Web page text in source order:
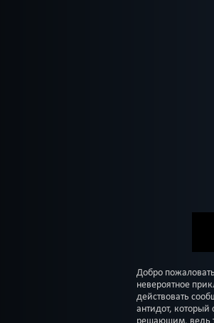
Добро
невероятное
действовать
антидот,